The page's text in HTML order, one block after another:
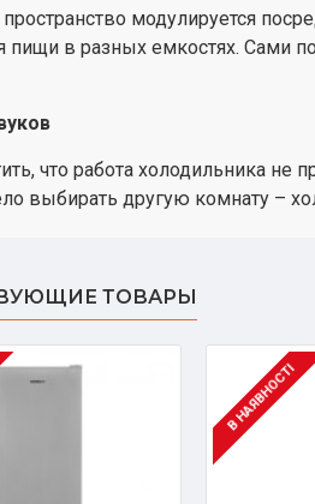
модулируется
пищи в разных емкостях. Сами
что работа холодильника
выбирать другую комнату –
ТОВАРЫ
В НАЯВНОСТІ